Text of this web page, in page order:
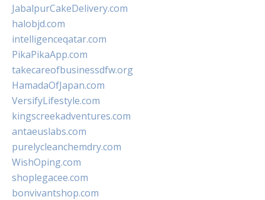
JabalpurCakeDelivery.com
halobjd.com
intelligenceqatar.com
PikaPikaApp.com
takecareofbusinessdfw.org
HamadaOfJapan.com
VersifyLifestyle.com
kingscreekadventures.com
antaeuslabs.com
purelycleanchemdry.com
WishOping.com
shoplegacee.com
bonvivantshop.com